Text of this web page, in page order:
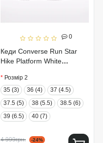
0
Кеди Converse Run Star
Hike Platform White
Розмір 2
35 (3)
36 (4)
37 (4.5)
37.5 (5)
38 (5.5)
38.5 (6)
39 (6.5)
40 (7)
4 999грн. -24%